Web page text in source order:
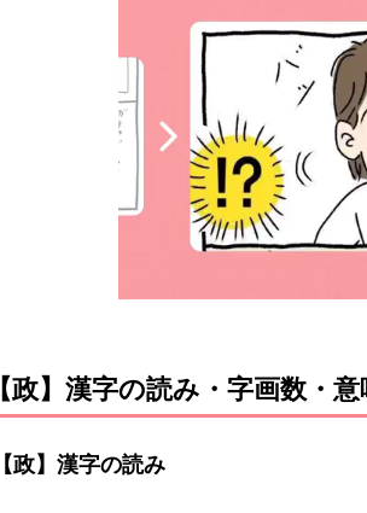
【政】漢字の読み・字画数・
【政】漢字の読み